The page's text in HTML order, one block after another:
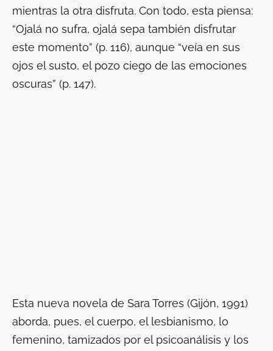
mientras la otra disfruta. Con todo, esta piensa:
“Ojalá no sufra, ojalá sepa también disfrutar
este momento” (p. 116), aunque “veía en sus
ojos el susto, el pozo ciego de las emociones
oscuras” (p. 147).
Esta nueva novela de Sara Torres (Gijón, 1991)
aborda, pues, el cuerpo, el lesbianismo, lo
femenino, tamizados por el psicoanálisis y los